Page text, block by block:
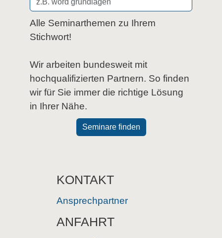
Alle Seminarthemen zu Ihrem
Stichwort!
Wir arbeiten bundesweit mit
hochqualifizierten Partnern. So finden
wir für Sie immer die richtige Lösung
in Ihrer Nähe.
Seminare finden
KONTAKT
Ansprechpartner
ANFAHRT